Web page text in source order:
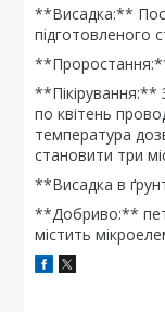
**Висадка:**
підготовленого
**Пікірування:**
по квітень
температура
становити три
**Висадка в
**Добриво:**
містить